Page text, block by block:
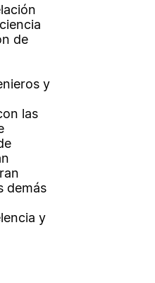
de
y
las
demás
y